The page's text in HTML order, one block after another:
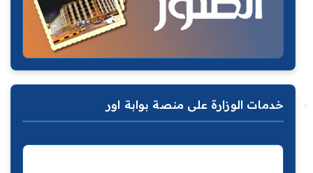
خدمات الوزارة على منصة بوابة اور